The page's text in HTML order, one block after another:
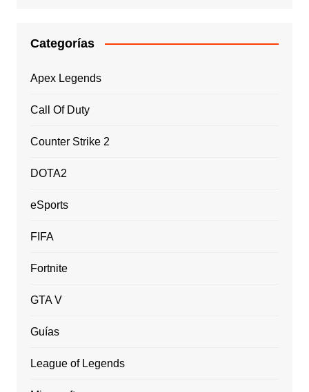
Categorías
Apex Legends
Call Of Duty
Counter Strike 2
DOTA2
eSports
FIFA
Fortnite
GTA V
Guías
League of Legends